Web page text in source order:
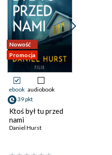
Nowość
Promocja
ebook audiobook
39 pkt
Ktoś był tu przed
nami
Daniel Hurst